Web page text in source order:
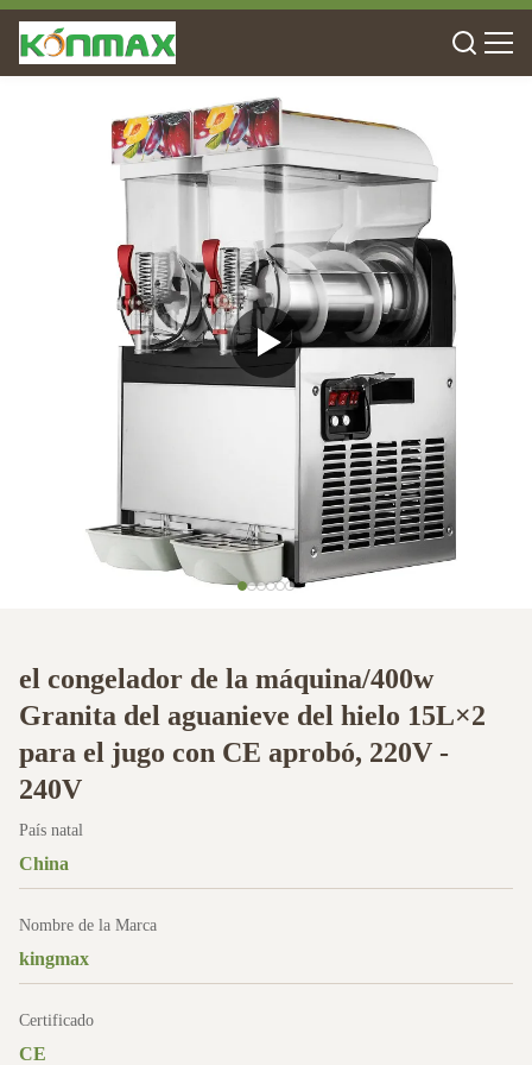
el congelador de la máquina/400w
Granita del aguanieve del hielo 15L×2
para el jugo con CE aprobó, 220V -
240V
País natal
China
Nombre de la Marca
kingmax
Certificado
CE